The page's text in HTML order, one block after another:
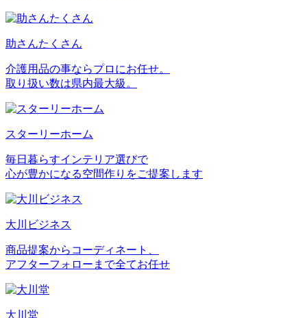
助さんたくさん
介護用品の事ならプロにお任せ。
取り扱い数は県内最大級。
スターリーホーム
毎日暮らすインテリア選びで
心が豊かになる空間作りをご提案します
大川ビジネス
商品提案からコーディネート、
アフターフォローまで全てお任せ
大川堂